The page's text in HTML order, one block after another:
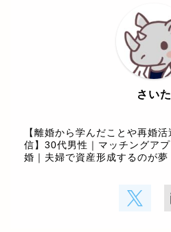
さいた
【離婚から学んだことや再婚
信】30代男性｜マッチングア
婚｜夫婦で資産形成するのが夢